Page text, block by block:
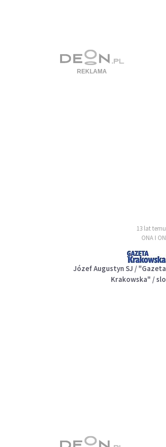
13 lat temu
ONA I ON
Józef Augustyn SJ / "Gazeta
Krakowska" / slo